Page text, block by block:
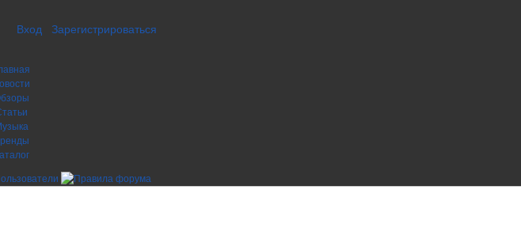
Вход Зарегистрироваться